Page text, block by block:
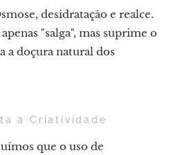
desidratação e realce.
"salga", mas suprime o
a doçura natural dos
a Criatividade
que o uso de